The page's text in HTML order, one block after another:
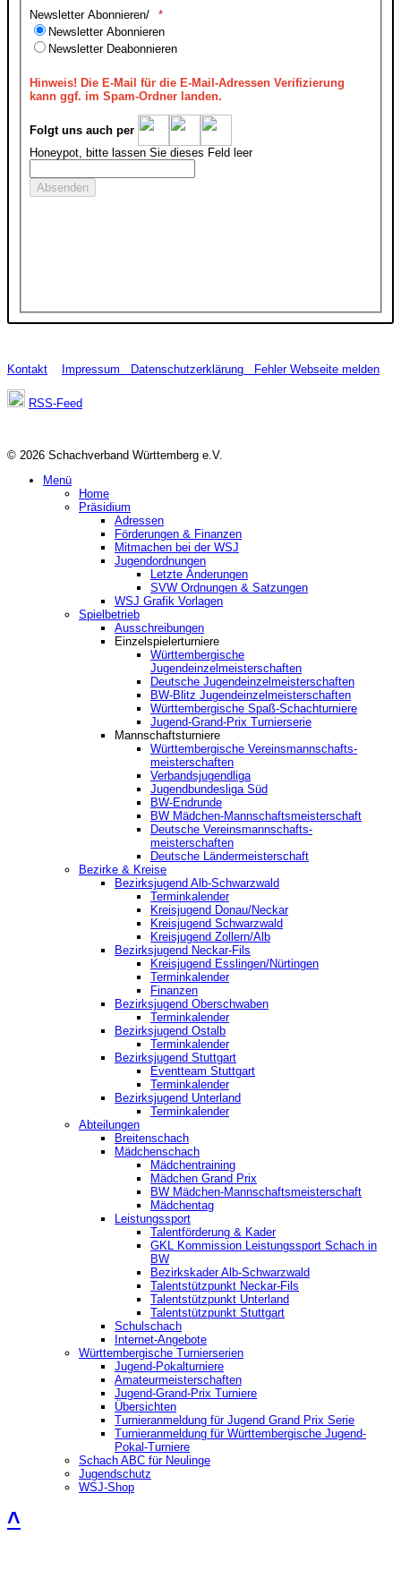
Newsletter Abonnieren/
Newsletter Abonnieren
Newsletter Deabonnieren
Hinweis! Die E-Mail für die E-Mail-Adressen Verifizierung
kann ggf. im Spam-Ordner landen.
Folgt uns auch per
Honeypot, bitte lassen Sie dieses Feld leer
Kontakt Impressum Datenschutzerklärung Fehler Webseite melden
RSS-Feed
© 2026 Schachverband Württemberg e.V.
Menü
Home
Präsidium
Adressen
Förderungen & Finanzen
Mitmachen bei der WSJ
Jugendordnungen
Letzte Änderungen
SVW Ordnungen & Satzungen
WSJ Grafik Vorlagen
Spielbetrieb
Ausschreibungen
Einzelspielerturniere
Württembergische
Jugendeinzelmeisterschaften
Deutsche Jugendeinzelmeisterschaften
BW-Blitz Jugendeinzelmeisterschaften
Württembergische Spaß-Schachturniere
Jugend-Grand-Prix Turnierserie
Mannschaftsturniere
Württembergische Vereinsmannschafts-
meisterschaften
Verbandsjugendliga
Jugendbundesliga Süd
BW-Endrunde
BW Mädchen-Mannschaftsmeisterschaft
Deutsche Vereinsmannschafts-
meisterschaften
Deutsche Ländermeisterschaft
Bezirke & Kreise
Bezirksjugend Alb-Schwarzwald
Terminkalender
Kreisjugend Donau/Neckar
Kreisjugend Schwarzwald
Kreisjugend Zollern/Alb
Bezirksjugend Neckar-Fils
Kreisjugend ‎Esslingen/Nürtingen
Terminkalender
Finanzen
Bezirksjugend Oberschwaben
Terminkalender
Bezirksjugend Ostalb
Terminkalender
Bezirksjugend Stuttgart
‎Eventteam Stuttgart
Terminkalender
Bezirksjugend Unterland
Terminkalender
Abteilungen
Breitenschach
Mädchenschach
Mädchentraining
Mädchen Grand Prix
BW Mädchen-Mannschaftsmeisterschaft
Mädchentag
Leistungssport
Talentförderung & Kader
GKL Kommission Leistungssport Schach in
BW
Bezirkskader Alb-Schwarzwald
Talentstützpunkt Neckar-Fils
Talentstützpunkt Unterland
Talentstützpunkt Stuttgart
Schulschach
Internet-Angebote
Württembergische Turnierserien
Jugend-Pokalturniere
Amateurmeisterschaften
Jugend-Grand-Prix Turniere
Übersichten
Turnieranmeldung für Jugend Grand Prix Serie
Turnieranmeldung für Württembergische Jugend-
Pokal-Turniere
Schach ABC für Neulinge
Jugendschutz
WSJ-Shop
˄